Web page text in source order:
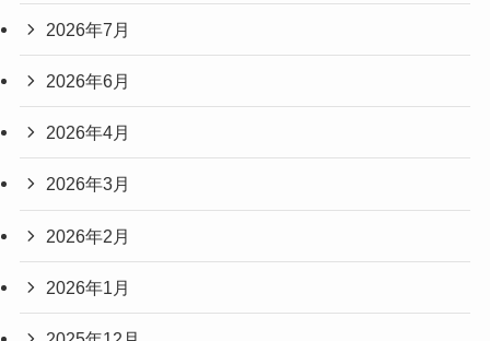
2026年7月
2026年6月
2026年4月
2026年3月
2026年2月
2026年1月